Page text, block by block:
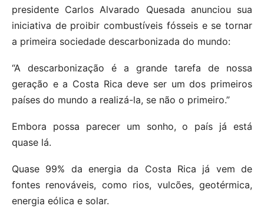
presidente Carlos Alvarado Quesada anunciou sua
iniciativa de proibir combustíveis fósseis e se tornar
a primeira sociedade descarbonizada do mundo:
“A descarbonização é a grande tarefa de nossa
geração e a Costa Rica deve ser um dos primeiros
países do mundo a realizá-la, se não o primeiro.”
Embora possa parecer um sonho, o país já está
quase lá.
Quase 99% da energia da Costa Rica já vem de
fontes renováveis, como rios, vulcões, geotérmica,
energia eólica e solar.